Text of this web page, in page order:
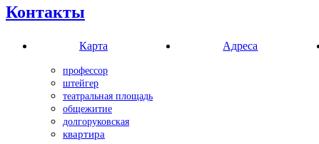
Контакты
Карта Адреса
профессор
штейгер
театральная площадь
общежитие
долгоруковская
квартира